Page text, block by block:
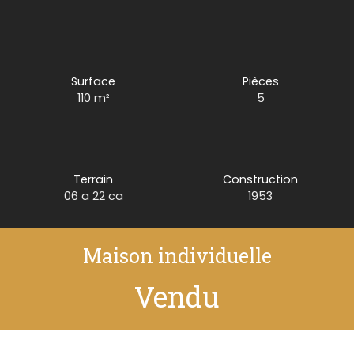
Surface
110 m²
Pièces
5
Terrain
06 a 22 ca
Construction
1953
Maison individuelle
Vendu